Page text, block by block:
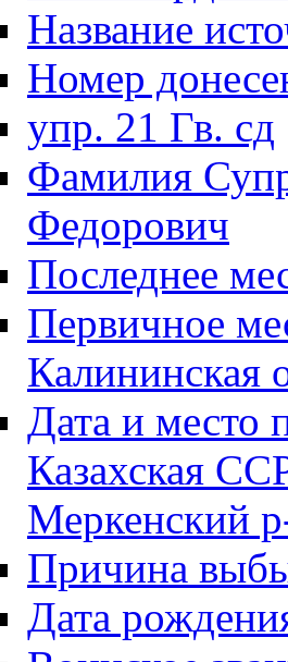
Название
Номер
упр. 21 Гв. сд
Фамилия
Федорович
Последнее
Первичное
Калининская
Дата и
Казахская
Меркенский
Причина
Дата